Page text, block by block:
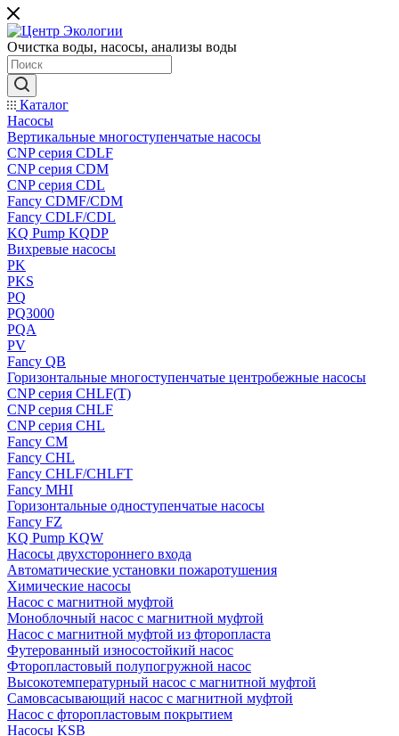
Очистка воды, насосы, анализы воды
Каталог
Насосы
Вертикальные многоступенчатые насосы
CNP серия CDLF
CNP серия CDM
CNP серия CDL
Fancy CDMF/CDM
Fancy CDLF/CDL
KQ Pump KQDP
Вихревые насосы
PK
PKS
PQ
PQ3000
PQA
PV
Fancy QB
Горизонтальные многоступенчатые центробежные насосы
CNP серия CHLF(T)
CNP серия CHLF
CNP серия CHL
Fancy CM
Fancy CHL
Fancy CHLF/CHLFT
Fancy MHI
Горизонтальные одноступенчатые насосы
Fancy FZ
KQ Pump KQW
Насосы двухстороннего входа
Автоматические установки пожаротушения
Химические насосы
Насос с магнитной муфтой
Моноблочный насос с магнитной муфтой
Насос с магнитной муфтой из фторопласта
Футерованный износостойкий насос
Фторопластовый полупогружной насос
Высокотемпературный насос с магнитной муфтой
Самовсасывающий насос с магнитной муфтой
Насос с фторопластовым покрытием
Насосы KSB